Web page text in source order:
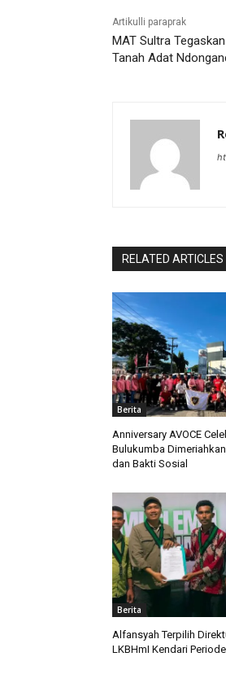
Artikulli paraprak
MAT Sultra
Tanah Adat
RELATED ARTICLES
Berita
Anniversary AVOCE
Bulukumba
dan Bakti Sosial
Berita
Alfansyah Terpilih
LKBHmI Kendari